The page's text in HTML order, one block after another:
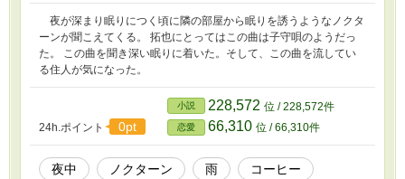
夜が深まり眠りにつく頃に隣の部屋から眠りを誘うようなノクタ
ーンが聞こえてくる。 拓也にとってはこの曲は子守唄のようだっ
た。 この曲を聞き深い眠りに着いた。そして、この曲を流してい
る住人が気になった。
24h.ポイント 0pt
小説 228,572 位 / 228,572件
恋愛 66,310 位 / 66,310件
夜中 ノクターン 雨
コーヒー